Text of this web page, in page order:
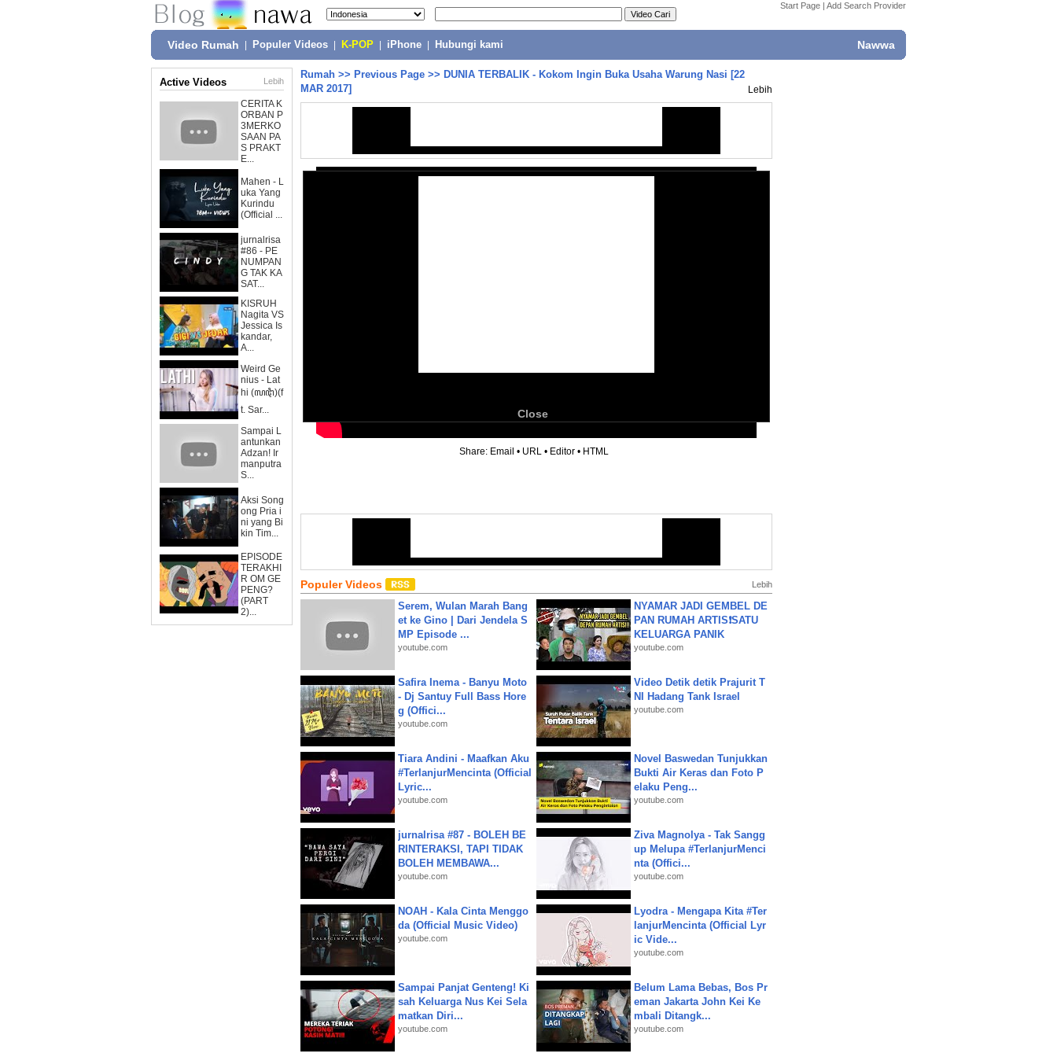
Start Page | Add Search Provider
Video Rumah Populer Videos K-POP iPhone Hubungi kami Nawwa
Active Videos Lebih
CERITA K
ORBAN P
3MERKO
SAAN PA
S PRAKT
E...
Mahen - L
uka Yang
Kurindu
(Official ...
jurnalrisa
#86 - PE
NUMPAN
G TAK KA
SAT...
KISRUH
Nagita VS
Jessica Is
kandar,
A...
Weird Ge
nius - Lat
hi (ꦭꦛꦶ)(f
t. Sar...
Sampai L
antunkan
Adzan! Ir
manputra
S...
Aksi Song
ong Pria i
ni yang Bi
kin Tim...
EPISODE
TERAKHI
R OM GE
PENG?
(PART
2)...
Rumah >> Previous Page >> DUNIA TERBALIK - Kokom Ingin Buka Usaha Warung Nasi [22
MAR 2017]
Lebih
Close
Share: Email • URL • Editor • HTML
Populer Videos Lebih
Serem, Wulan Marah Bang
et ke Gino | Dari Jendela S
MP Episode ...
youtube.com
NYAMAR JADI GEMBEL DE
PAN RUMAH ARTIS❗SATU
KELUARGA PANIK
youtube.com
Safira Inema - Banyu Moto
- Dj Santuy Full Bass Hore
g (Offici...
youtube.com
Video Detik detik Prajurit T
NI Hadang Tank Israel
youtube.com
Tiara Andini - Maafkan Aku
#TerlanjurMencinta (Official
Lyric...
youtube.com
Novel Baswedan Tunjukkan
Bukti Air Keras dan Foto P
elaku Peng...
youtube.com
jurnalrisa #87 - BOLEH BE
RINTERAKSI, TAPI TIDAK
BOLEH MEMBAWA...
youtube.com
Ziva Magnolya - Tak Sangg
up Melupa #TerlanjurMenci
nta (Offici...
youtube.com
NOAH - Kala Cinta Menggo
da (Official Music Video)
youtube.com
Lyodra - Mengapa Kita #Ter
lanjurMencinta (Official Lyr
ic Vide...
youtube.com
Sampai Panjat Genteng! Ki
sah Keluarga Nus Kei Sela
matkan Diri...
youtube.com
Belum Lama Bebas, Bos Pr
eman Jakarta John Kei Ke
mbali Ditangk...
youtube.com